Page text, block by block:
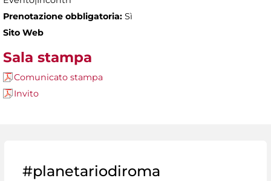
Prenotazione obbligatoria: Sì
Sito Web
Sala stampa
Comunicato stampa
Invito
#planetariodiroma